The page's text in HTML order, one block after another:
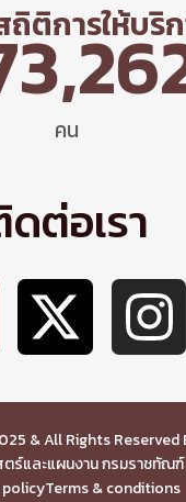
ติการให้บริ
คน
ต่อเรา
& All Rights Reserved
ร์และแผนงาน กรมราชทัณฑ์
Terms & conditions